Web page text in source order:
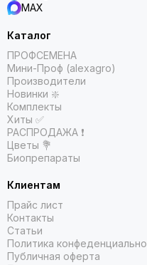
MAX
Каталог
ПРОФСЕМЕНА
Мини-Проф (alexagro)
Производители
Новинки ❇️
Комплекты
Хиты ✅
РАСПРОДАЖА ❗️
Цветы 💐
Биопрепараты
Клиентам
Прайс лист
Контакты
Статьи
Политика
Публичная оферта